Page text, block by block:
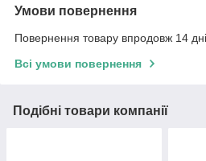
Умови повернення
Повернення товару впродовж 14
Всі умови повернення
Подібні товари компанії